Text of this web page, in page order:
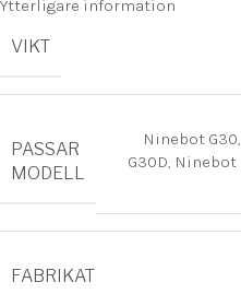
Ytterligare information
VIKT
PASSAR
MODELL
Ninebot G30,
G30D, Ninebot
FABRIKAT